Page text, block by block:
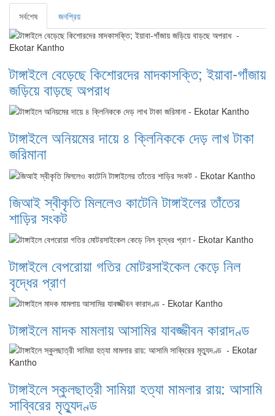
সর্বশেষ জনপ্রিয়
টাঙ্গাইলে বেড়েছে কিশোরদের মাদকাসক্তি; ইয়াবা-গাঁজায়
জড়িয়ে বাড়ছে অপরাধ
টাঙ্গাইলে অনিয়মের দায়ে ৪ ক্লিনিককে দেড় লাখ টাকা
জরিমানা
জিআই স্বীকৃতি মিললেও কাটেনি টাঙ্গাইলের তাঁতের
শাড়ির সংকট
টাঙ্গাইলে বেপরোয়া গতির মোটরসাইকেল কেড়ে নিল
বৃদ্ধের প্রাণ
টাঙ্গাইলে মাদক মামলায় আসামির যাবজ্জীবন কারাদণ্ড
টাঙ্গাইলে স্কুলছাত্রী সামিয়া হত্যা মামলার রায়: আসামি
সাব্বিরের মৃত্যুদণ্ড